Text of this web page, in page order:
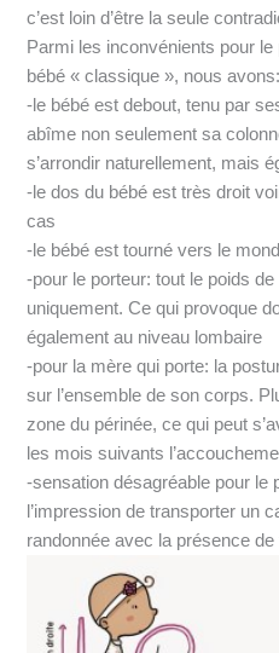
c’est loin d’être la seule
Parmi les inconvénients pour le
bébé « classique », nous avons:
-le bébé est debout, tenu par
abîme non seulement sa
s’arrondir naturellement, mais
-le dos du bébé est très droit
cas
-le bébé est tourné vers le
-pour le porteur: tout le poids
uniquement. Ce qui provoque
également au niveau lombaire
-pour la mère qui porte: la
sur l’ensemble de son corps.
zone du périnée, ce qui peut
les mois suivants
-sensation désagréable pour le
l’impression de transporter un
randonnée avec la présence